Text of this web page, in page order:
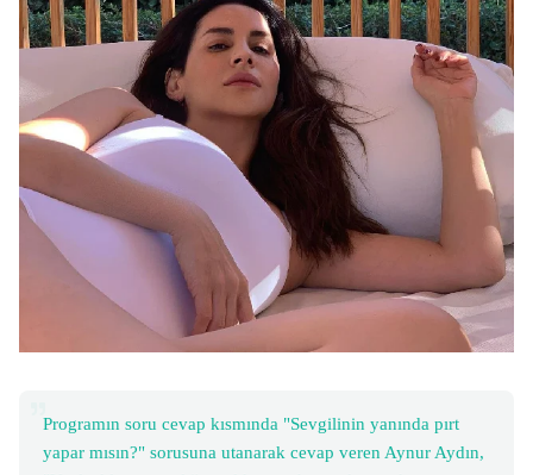
Programın soru cevap kısmında "Sevgilinin yanında pırt
yapar mısın?" sorusuna utanarak cevap veren Aynur Aydın,